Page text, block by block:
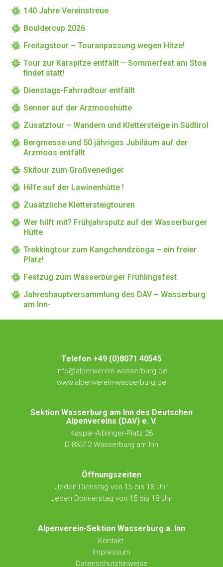
140 Jahre Vereinstreue
Bouldercup 2026
Freitagstour – Touranpassung wegen Hitze!
Tour zur Karspitze entfällt – Sommerfest am Stoa
findet statt!
Dienstags-Fahrradtour entfällt
Senner auf der Arzmooshütte
Zusatztour – Wandern und Klettersteige in Südtirol
Bergmesse und 50 jähriges Jubiläum auf der
Arzmoos entfällt
Skitour zum Großvenediger
Hilfe auf der Lawinenhütte !
Zusätzliche Klettersteigtouren
Wer hilft mit? Frühjahrsputz auf der Wasserburger
Hütte
Trekkingtour zum Kangchendzönga – ein freier
Platz!
Festzug zum Wasserburger Frühlingsfest
Jahreshauptversammlung des DAV – Wasserburg
am Inn-
Telefon +49 (0)8071 40545
info@alpenverein-wasserburg.de
www.alpenverein-wasserburg.de
Sektion Wasserburg am Inn des Deutschen
Alpenvereins (DAV) e. V.
Kaspar-Aiblinger-Platz 26
D-83512 Wasserburg am Inn
Öffnungszeiten
Jeden Dienstag von 15 bis 18 Uhr
Jeden Donnerstag von 15 bis 18 Uhr
Alpenverein-Sektion Wasserburg a. Inn
Kontakt
Impressum
Datenschutzhinweise